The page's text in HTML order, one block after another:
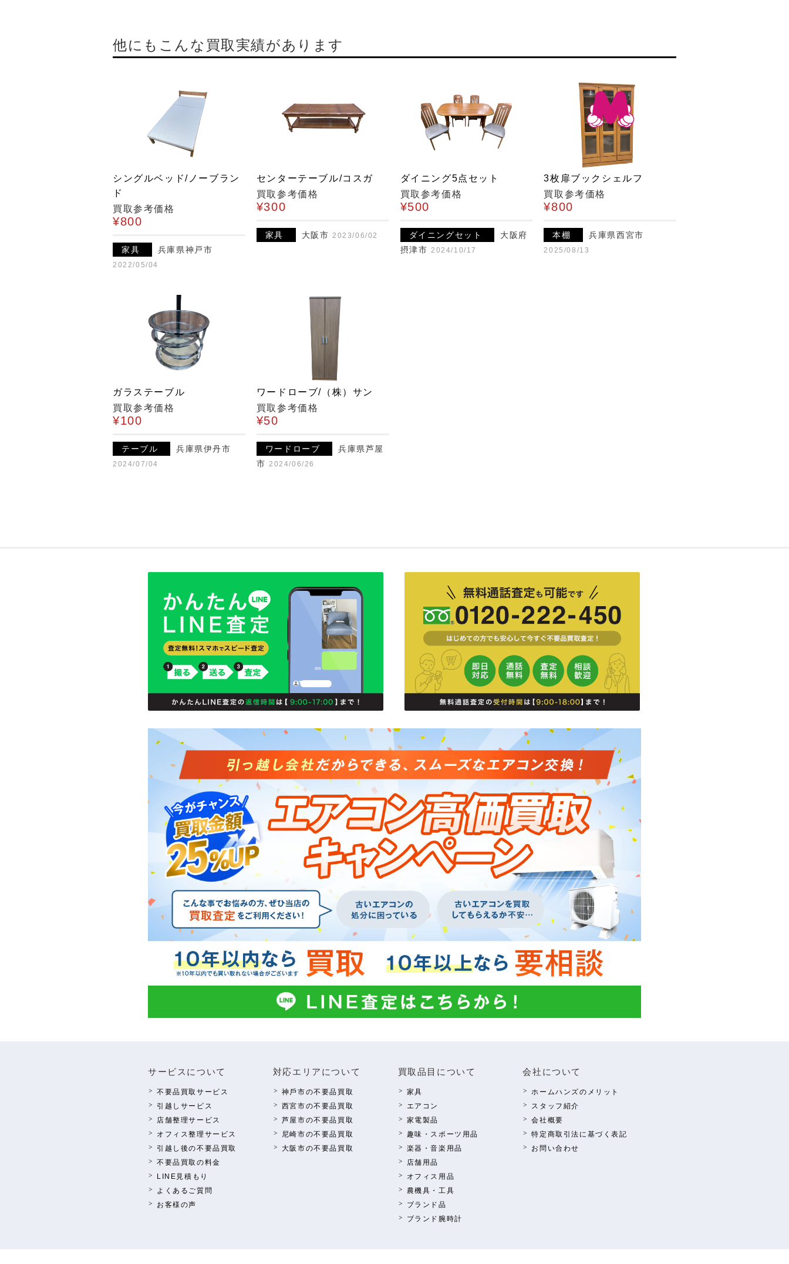
他にもこんな買取実績があります
シングルベッド/ノーブラン
ド
買取参考価格
¥800
家具 兵庫県神戸市
2022/05/04
センターテーブル/コスガ
買取参考価格
¥300
家具 大阪市 2023/06/02
ダイニング5点セット
買取参考価格
¥500
ダイニングセット
大阪府
摂津市 2024/10/17
3枚扉ブックシェルフ
買取参考価格
¥800
本棚 兵庫県西宮市
2025/08/13
ガラステーブル
買取参考価格
¥100
テーブル 兵庫県伊丹市
2024/07/04
ワードローブ/（株）サン
買取参考価格
¥50
ワードローブ
兵庫県芦屋
市 2024/06/26
サービスについて
不要品買取サービス
引越しサービス
店舗整理サービス
オフィス整理サービス
引越し後の不要品買取
不要品買取の料⾦
LINE⾒積もり
よくあるご質問
お客様の声
対応エリアについて
神⼾市の不要品買取
西宮市の不要品買取
芦屋市の不要品買取
尼崎市の不要品買取
⼤阪市の不要品買取
買取品⽬について
家具
エアコン
家電製品
趣味・スポーツ⽤品
楽器・⾳楽⽤品
店舗⽤品
オフィス⽤品
農機具・⼯具
ブランド品
ブランド腕時計
会社について
ホームハンズのメリット
スタッフ紹介
会社概要
特定商取引法に基づく表記
お問い合わせ